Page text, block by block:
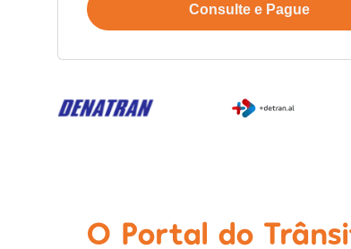
Consulte e Pague
O Portal do